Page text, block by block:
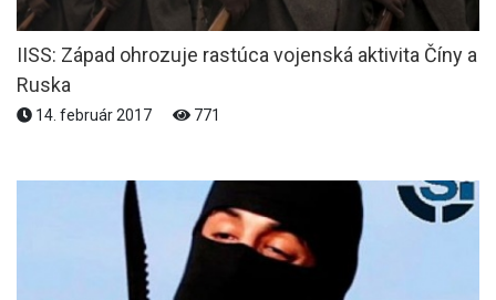
IISS: Západ ohrozuje rastúca vojenská aktivita Číny a
Ruska
14. február 2017 771